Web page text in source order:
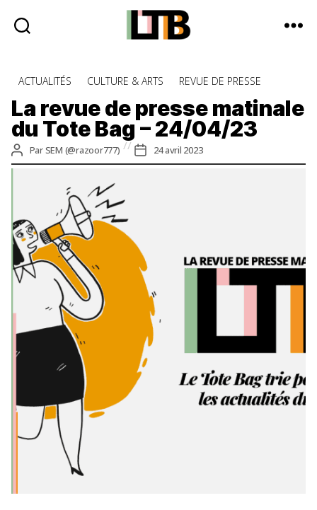
Bag
-
Média
d'information
quotidienne
Catégories
ACTUALITÉS CULTURE & ARTS REVUE DE PRESSE
La revue de presse matinale
du Tote Bag – 24/04/23
Auteur
de
ParSEM (@razoor777)
Date
de
24 avril 2023